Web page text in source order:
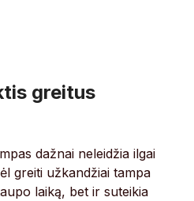
greitus
dažnai neleidžia ilgai
greiti užkandžiai tampa
laiką, bet ir suteikia